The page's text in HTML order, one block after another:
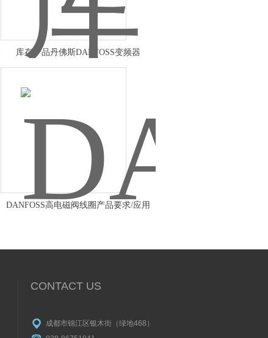
库存产品丹佛斯DANFOSS变频器
DANFOSS高电磁阀线圈产品要求/应用
CONTACT US
成都市锦江区银木街（绿地468）